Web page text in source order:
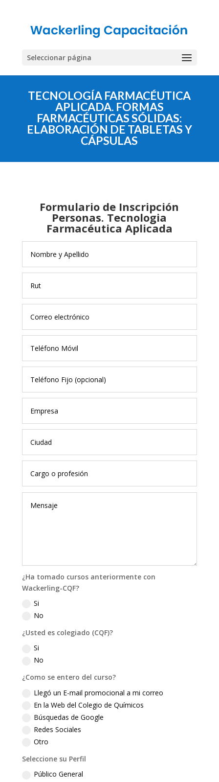
Seleccionar página
TECNOLOGÍA FARMACÉUTICA
APLICADA. FORMAS
FARMACÉUTICAS SÓLIDAS:
ELABORACIÓN DE TABLETAS Y
CÁPSULAS
Formulario de Inscripción
Personas. Tecnologia
Farmacéutica Aplicada
¿Ha tomado cursos anteriormente con
Wackerling-CQF?
Si
No
¿Usted es colegiado (CQF)?
Si
No
¿Como se entero del curso?
Llegó un E-mail promocional a mi correo
En la Web del Colegio de Químicos
Búsquedas de Google
Redes Sociales
Otro
Seleccione su Perfil
Público General